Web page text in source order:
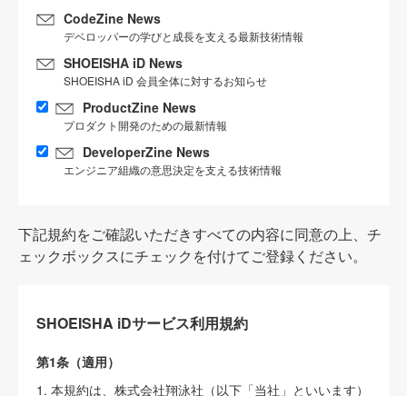
CodeZine News
デベロッパーの学びと成長を支える最新技術情報
SHOEISHA iD News
SHOEISHA iD 会員全体に対するお知らせ
ProductZine News
プロダクト開発のための最新情報
DeveloperZine News
エンジニア組織の意思決定を支える技術情報
下記規約をご確認いただきすべての内容に同意の上、チ
ェックボックスにチェックを付けてご登録ください。
SHOEISHA iDサービス利用規約
第1条（適用）
1. 本規約は、株式会社翔泳社（以下「当社」といいます）